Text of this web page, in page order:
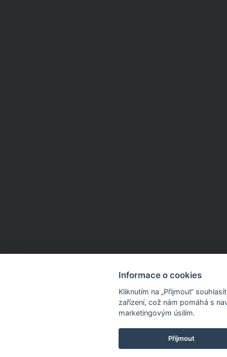
Informace o cookies
Kliknutím na „Přijmout“
zařízení, což nám pomáhá s
marketingovým úsilím.
Příjmout